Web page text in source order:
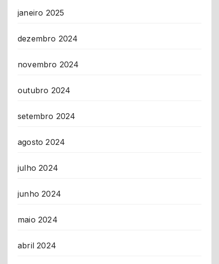
janeiro 2025
dezembro 2024
novembro 2024
outubro 2024
setembro 2024
agosto 2024
julho 2024
junho 2024
maio 2024
abril 2024